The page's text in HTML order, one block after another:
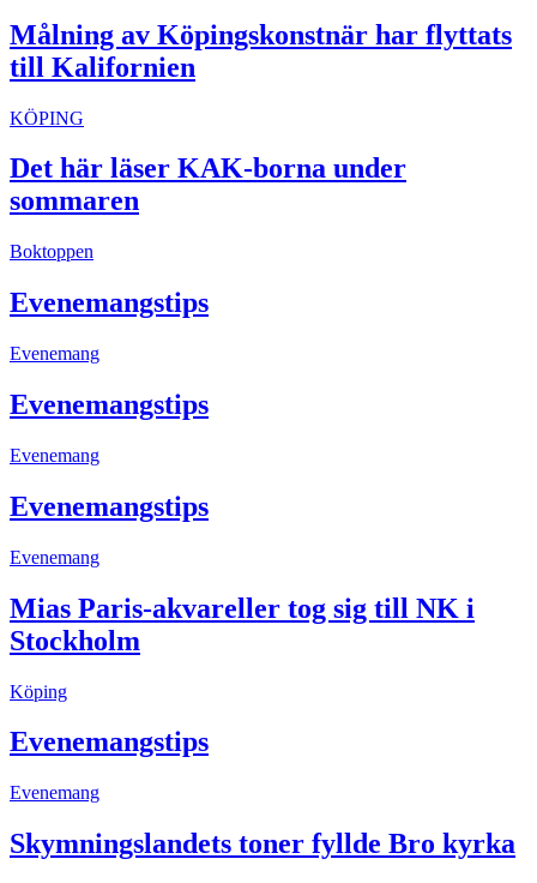
Målning av Köpingskonstnär har flyttats
till Kalifornien
KÖPING
Det här läser KAK-borna under
sommaren
Boktoppen
Evenemangstips
Evenemang
Evenemangstips
Evenemang
Evenemangstips
Evenemang
Mias Paris-akvareller tog sig till NK i
Stockholm
Köping
Evenemangstips
Evenemang
Skymningslandets toner fyllde Bro kyrka